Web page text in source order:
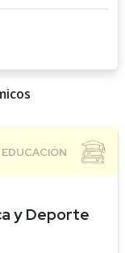
y Deporte